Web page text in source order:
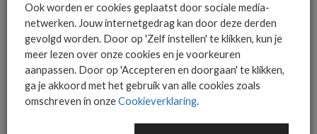
wat ze goed doen en waar nog gaten zitten. Daarmee help je
niet alleen je klant, je laat ook zien dat je een partner bent die
meedenkt en vooruitkijkt.”
Dat het mkb steeds vaker kiest voor een msp, blijkt ook uit
recente onderzoeken. “Ongeveer 85 procent van de mkb-
Ook worden er cookies geplaatst door sociale media-
netwerken. Jouw internetgedrag kan door deze derden
gevolgd worden. Door op 'Zelf instellen' te klikken, kun je
meer lezen over onze cookies en je voorkeuren
aanpassen. Door op 'Accepteren en doorgaan' te klikken,
ga je akkoord met het gebruik van alle cookies zoals
omschreven in onzeCookieverklaring.